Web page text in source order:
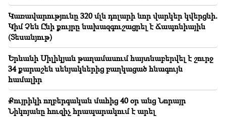
անօրինական տեղափոխումը Հայաստան
18:30
Տաթև համայնքի նախկին ղեկավար Մուրադ
Սիմոնյանից կբռնագանձվի 4 միլիոն 454 հազար
դրամ
18:19
Բելառուսին պակասում է ԽՍՀՄ-ի կառավարման
համակարգը. Լուկաշենկո
Կառավարությունը 320 մլն դոլարի նոր վարկեր կվերցնի.
Կիմ Չեն Ընի քույրը նախազգուշացրել է Ճապոնիային
(Տեսանյութ)
Երևանի Սիլիկյան թաղամասում հայտնաբերվել է շուրջ
34 քարաշեն սենյակներից բաղկացած հնագույն
համալիր
Քույրիկի ողբերգական մահից 40 օր անց Նորայր
Նիկոյանը հուզիչ հրապարակում է արել